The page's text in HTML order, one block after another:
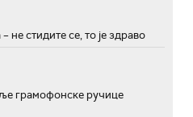
не стидите се, то је здраво
грамофонске ручице